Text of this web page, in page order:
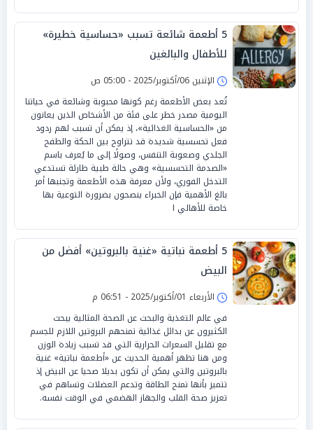
5 أطعمة شائعة تسبب «حساسية خطيرة»
للأطفال والبالغين
الإثنين 06/أكتوبر/2025 - 05:00 ص
تُعد بعض الأطعمة رغم كونها محبوبة وشائعة في حياتنا
اليومية مصدر خطر على فئة من الأشخاص الذين يعانون
من «الحساسية الغذائية»، إذ يمكن أن تسبب لهم ردود
فعل تحسسية شديدة قد تتراوح بين الحكة والطفح
الجلدي وصعوبة التنفس، وصولًا إلى ما يُعرف باسم
«الصدمة التحسسية» وهي حالة طبية طارئة تستدعي
التدخل الفوري، ولأن معرفة هذه الأطعمة وتجنبها أمر
بالغ الأهمية فإن الخبراء ينصحون بضرورة التوعية بها
خاصة للأهالي ا
5 أطعمة نباتية «غنية بالبروتين» أفضل من
البيض
الأربعاء 01/أكتوبر/2025 - 06:51 م
في عالم التغذية والبحث عن الصحة المثالية يبحث
الكثيرون عن بدائل غذائية تمنحهم البروتين اللازم للجسم
مع تقليل السعرات الحرارية التي قد تسبب زيادة الوزن
ومن هنا تظهر أهمية الحديث عن «أطعمة نباتية» غنية
بالبروتين والتي يمكن أن تكون بديلا صحيا عن البيض إذ
تتميز بأنها تمنح الطاقة وتدعم العضلات وتساهم في
تعزيز صحة القلب والجهاز الهضمي في الوقت نفسه.